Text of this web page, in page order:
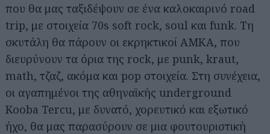
που θα μας ταξιδέψουν σε ένα καλοκαιρινό road
trip, με στοιχεία 70s soft rock, soul και funk. Τη
σκυτάλη θα πάρουν οι εκρηκτικοί ΑΜΚΑ, που
διευρύνουν τα όρια της rock, με punk, kraut,
math, τζαζ, ακόμα και pop στοιχεία. Στη συνέχεια,
οι αγαπημένοι της αθηναϊκής underground
Kooba Tercu, με δυνατό, χορευτικό και εξωτικό
ήχο, θα μας παρασύρουν σε μια φουτουριστική